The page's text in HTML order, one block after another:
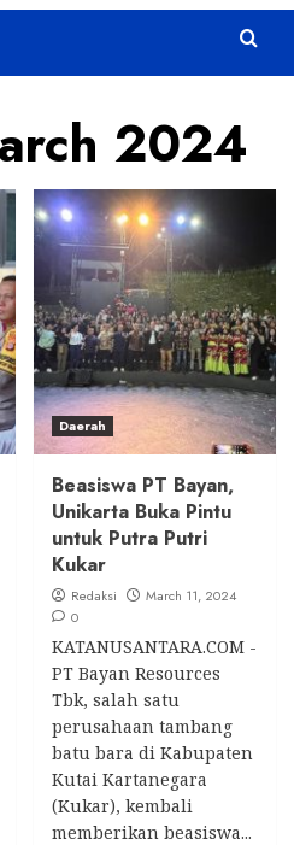
2024
Daerah
Beasiswa PT Bayan,
Unikarta Buka Pintu
untuk Putra Putri
Kukar
Redaksi
March 11, 2024
0
KATANUSANTARA.COM -
PT Bayan Resources
Tbk, salah satu
perusahaan tambang
batu bara di Kabupaten
Kutai Kartanegara
(Kukar), kembali
memberikan beasiswa...